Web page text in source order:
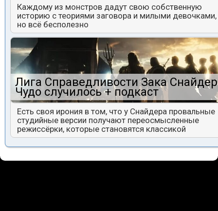
Каждому из монстров дадут свою собственную
историю с теориями заговора и милыми девочками,
но всё бесполезно
Лига Справедливости Зака
Чудо случилось + подкаст
Есть своя ирония в том, что у Снайдера провальные
студийные версии получают переосмысленные
режиссёрки, которые становятся классикой